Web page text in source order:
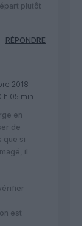
plutôt
RÉPONDRE
2018 -
h 05 min
en
de
que si
il
est